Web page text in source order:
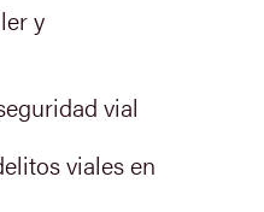
y
vial
viales en